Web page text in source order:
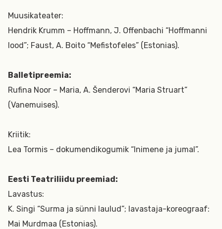
Muusikateater:
Hendrik Krumm – Hoffmann, J. Offenbachi “Hoffmanni
lood”; Faust, A. Boito “Mefistofeles” (Estonias).
Balletipreemia:
Rufina Noor – Maria, A. Šenderovi “Maria Struart”
(Vanemuises).
Kriitik:
Lea Tormis – dokumendikogumik “Inimene ja jumal”.
Eesti Teatriliidu preemiad:
Lavastus:
K. Singi “Surma ja sünni laulud”; lavastaja-koreograaf:
Mai Murdmaa (Estonias).